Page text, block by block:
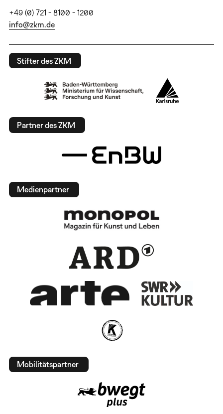
+49 (0) 721 - 8100 - 1200
info@zkm.de
Stifter des ZKM
Partner des ZKM
Medienpartner
Mobilitätspartner